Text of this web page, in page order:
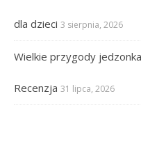
dla dzieci 3 sierpnia, 2026
Wielkie przygody
Recenzja 31 lipca, 2026